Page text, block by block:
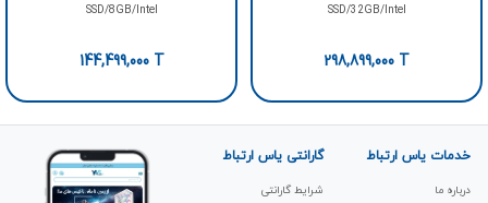
SSD/32GB/Intel
298,899,000 T
SSD/8GB/Intel
144,499,000T
خدمات یاس ارتباط
درباره ما
گارانتی یاس ارتباط
شرایط گارانتی